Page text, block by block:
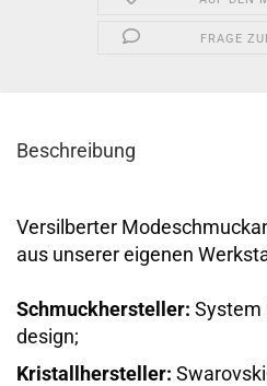
FRAGE
Beschreibung
Versilberter
aus unserer eigenen
Schmuckhersteller: System
design;
Kristallhersteller: